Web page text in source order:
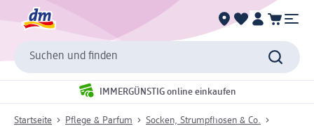
Suchen und finden
IMMERGÜNSTIG online einkaufen
Startseite Pflege & Parfum
Socken, Strumpfhosen & Co.